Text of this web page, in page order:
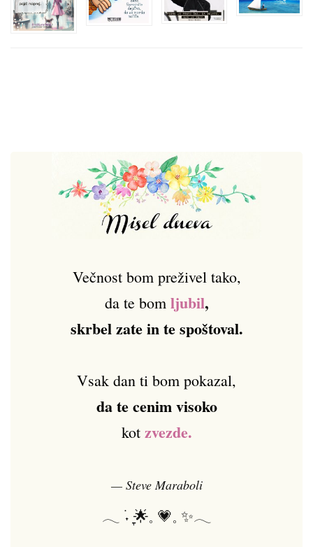
Večnost bom preživel tako,
da te bom ljubil,
skrbel zate in te spoštoval.
Vsak dan ti bom pokazal,
da te cenim visoko
kot zvezde.
— Steve Maraboli
𓂃 ࣪˖ ִֶָ🌟𓈒 💗𓈒 ✨𓂃